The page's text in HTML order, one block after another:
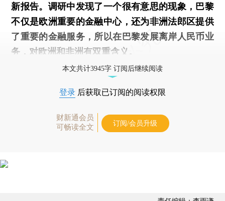
新报告。调研中发现了一个很有意思的现象，巴黎
不仅是欧洲重要的金融中心，还为非洲法郎区提供
了重要的金融服务，所以在巴黎发展离岸人民币业
务，对欧洲和非洲有双重含义。
本文共计3945字 订阅后继续阅读
登录 后获取已订阅的阅读权限
财新通会员
可畅读全文
订阅/会员升级